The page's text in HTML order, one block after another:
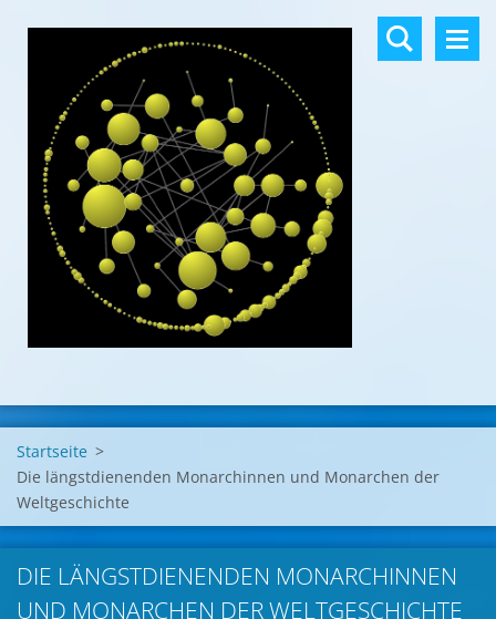
Startseite >
Die längstdienenden Monarchinnen und Monarchen der
Weltgeschichte
DIE LÄNGSTDIENENDEN MONARCHINNEN
UND MONARCHEN DER WELTGESCHICHTE